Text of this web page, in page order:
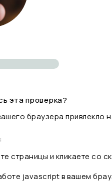
эта проверка?
браузера привлекло
страницы и кликаете
javascript в вашем